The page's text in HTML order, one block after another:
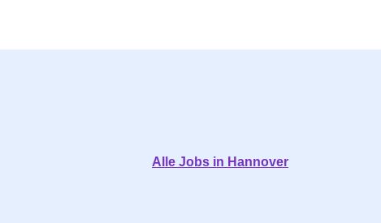
Alle Jobs in Hannover